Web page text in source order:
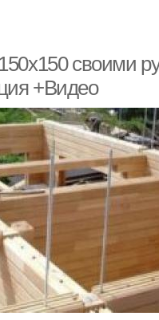
своими
+Видео